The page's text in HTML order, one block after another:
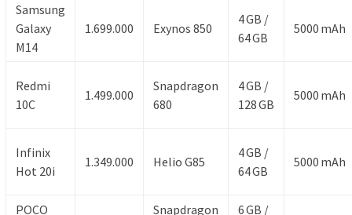
Samsung
Galaxy
M14
1.699.000 Exynos 850
4 GB /
64 GB
5000 mAh
Redmi
10C
1.499.000
Snapdragon
680
4 GB /
128 GB
5000 mAh
Infinix
Hot 20i
1.349.000 Helio G85
4 GB /
64 GB
5000 mAh
POCO
Snapdragon
6 GB /